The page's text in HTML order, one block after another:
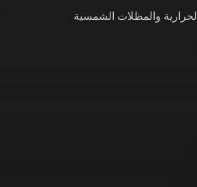
الحرارية والمظلات الشمسية